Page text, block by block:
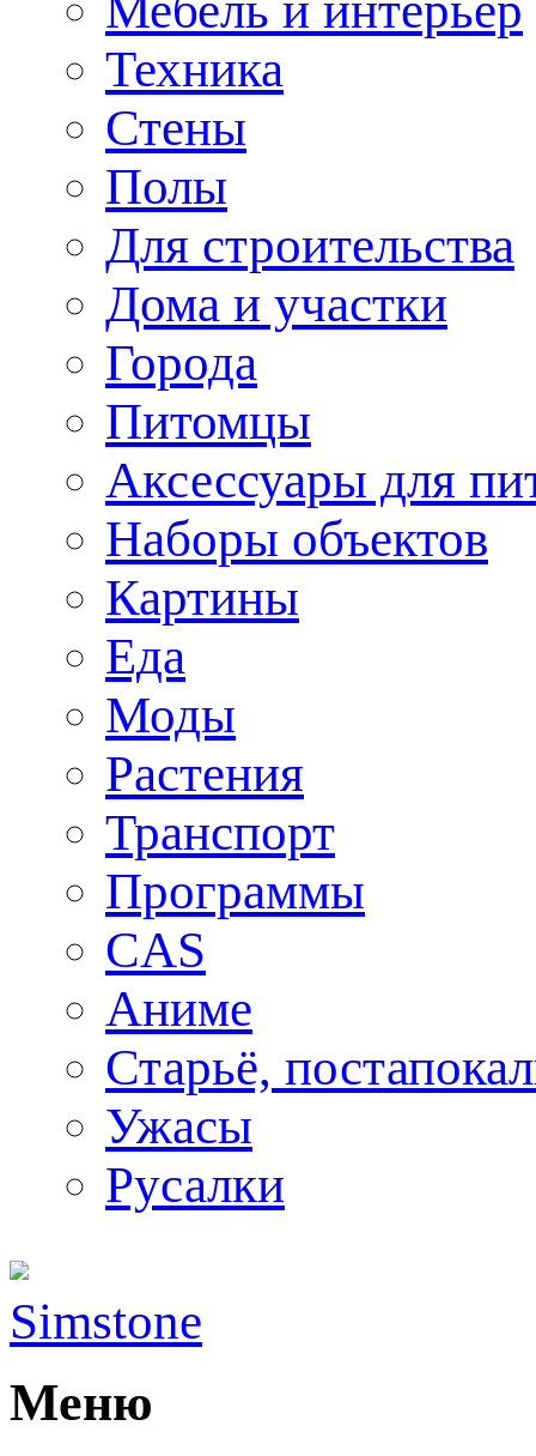
Техника
Стены
Полы
Для строительства
Дома и участки
Города
Питомцы
Аксессуары для
Наборы объектов
Картины
Еда
Моды
Растения
Транспорт
Программы
CAS
Аниме
Старьё,
Ужасы
Русалки
Simstone
Меню